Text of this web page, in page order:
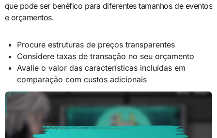
que pode ser benéfico para diferentes tamanhos de eventos
e orçamentos.
Procure estruturas de preços transparentes
Considere taxas de transação no seu orçamento
Avalie o valor das características incluídas em
comparação com custos adicionais